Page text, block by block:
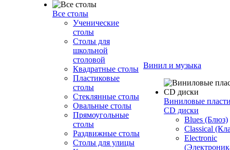
Все столы
Ученические
столы
Столы для
школьной
столовой
Квадратные столы
Пластиковые
столы
Стеклянные столы
Овальные столы
Прямоугольные
столы
Раздвижные столы
Столы для улицы
Винил и музыка
Виниловые
CD диски
Blues (Блюз)
Classical
Electronic